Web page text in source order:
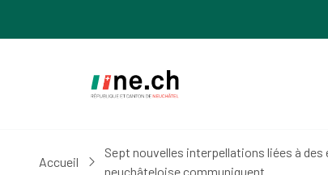
Accueil
Sept nouvelles interpellations liées à
neuchâteloise communiquent